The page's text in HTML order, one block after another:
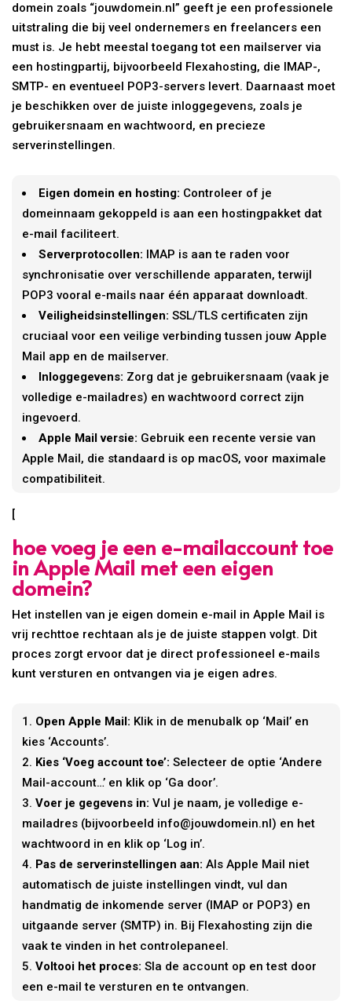
domein zoals “jouwdomein.nl” geeft je een professionele
uitstraling die bij veel ondernemers en freelancers een
must is. Je hebt meestal toegang tot een mailserver via
een hostingpartij, bijvoorbeeld Flexahosting, die IMAP-,
SMTP- en eventueel POP3-servers levert. Daarnaast moet
je beschikken over de juiste inloggegevens, zoals je
gebruikersnaam en wachtwoord, en precieze
serverinstellingen.
Eigen domein en hosting: Controleer of je
domeinnaam gekoppeld is aan een hostingpakket dat
e-mail faciliteert.
Serverprotocollen: IMAP is aan te raden voor
synchronisatie over verschillende apparaten, terwijl
POP3 vooral e-mails naar één apparaat downloadt.
Veiligheidsinstellingen: SSL/TLS certificaten zijn
cruciaal voor een veilige verbinding tussen jouw Apple
Mail app en de mailserver.
Inloggegevens: Zorg dat je gebruikersnaam (vaak je
volledige e-mailadres) en wachtwoord correct zijn
ingevoerd.
Apple Mail versie: Gebruik een recente versie van
Apple Mail, die standaard is op macOS, voor maximale
compatibiliteit.
[
hoe voeg je een e-mailaccount toe
in Apple Mail met een eigen
domein?
Het instellen van je eigen domein e-mail in Apple Mail is
vrij rechttoe rechtaan als je de juiste stappen volgt. Dit
proces zorgt ervoor dat je direct professioneel e-mails
kunt versturen en ontvangen via je eigen adres.
Open Apple Mail: Klik in de menubalk op ‘Mail’ en
kies ‘Accounts’.
Kies ‘Voeg account toe’: Selecteer de optie ‘Andere
Mail-account…’ en klik op ‘Ga door’.
Voer je gegevens in: Vul je naam, je volledige e-
mailadres (bijvoorbeeld info@jouwdomein.nl) en het
wachtwoord in en klik op ‘Log in’.
Pas de serverinstellingen aan: Als Apple Mail niet
automatisch de juiste instellingen vindt, vul dan
handmatig de inkomende server (IMAP or POP3) en
uitgaande server (SMTP) in. Bij Flexahosting zijn die
vaak te vinden in het controlepaneel.
Voltooi het proces: Sla de account op en test door
een e-mail te versturen en te ontvangen.